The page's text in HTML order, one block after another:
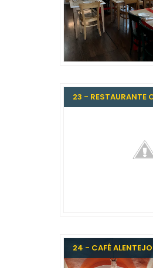
23 - RESTAURANTE
24 - CAFÉ ALENTEJO